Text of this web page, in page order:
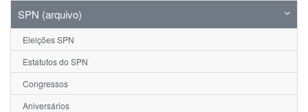
SPN (arquivo)
Eleições SPN
Estatutos do SPN
Congressos
Aniversários